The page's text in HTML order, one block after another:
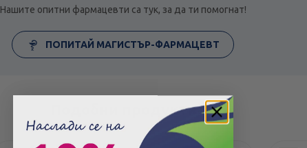
Нашите опитни фармацевти са тук, за да ти помогнат!
ПОПИТАЙ МАГИСТЪР-ФАРМАЦЕВТ
Подобни продукти